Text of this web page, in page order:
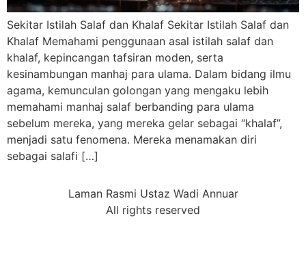
Sekitar Istilah Salaf dan Khalaf Sekitar Istilah Salaf dan
Khalaf Memahami penggunaan asal istilah salaf dan
khalaf, kepincangan tafsiran moden, serta
kesinambungan manhaj para ulama. Dalam bidang ilmu
agama, kemunculan golongan yang mengaku lebih
memahami manhaj salaf berbanding para ulama
sebelum mereka, yang mereka gelar sebagai “khalaf”,
menjadi satu fenomena. Mereka menamakan diri
sebagai salafi […]
Laman Rasmi Ustaz Wadi Annuar
All rights reserved